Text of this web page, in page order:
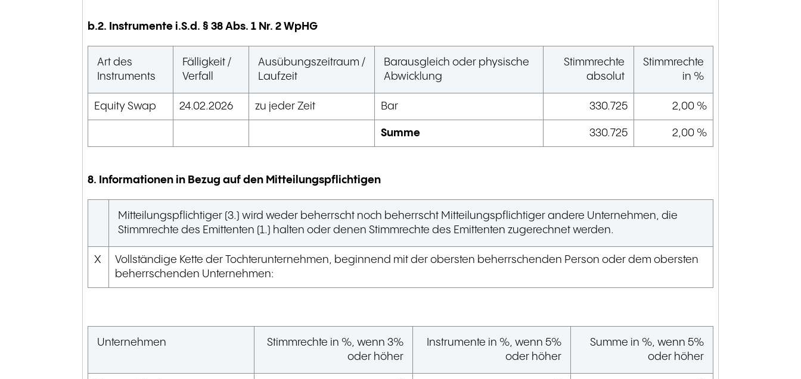
b.2. Instrumente i.S.d. § 38 Abs. 1 Nr. 2 WpHG
Art des
Instruments
Fälligkeit /
Verfall
Ausübungs­zeitraum /
Laufzeit
Barausgleich oder physische
Abwicklung
Stimmrechte
absolut
Stimmrechte
in %
Equity Swap 24.02.2026 zu jeder Zeit Bar 330.725 2,00 %
Summe 330.725 2,00 %
8. Informationen in Bezug auf den Mitteilungspflichtigen
Mitteilungspflichtiger (3.) wird weder beherrscht noch beherrscht Mitteilungspflichtiger andere Unternehmen, die
Stimmrechte des Emittenten (1.) halten oder denen Stimmrechte des Emittenten zugerechnet werden.
X
Vollständige Kette der Tochterunternehmen, beginnend mit der obersten beherrschenden Person oder dem obersten
beherrschenden Unternehmen:
Unternehmen
Stimmrechte in %, wenn 3%
oder höher
Instrumente in %, wenn 5%
oder höher
Summe in %, wenn 5%
oder höher